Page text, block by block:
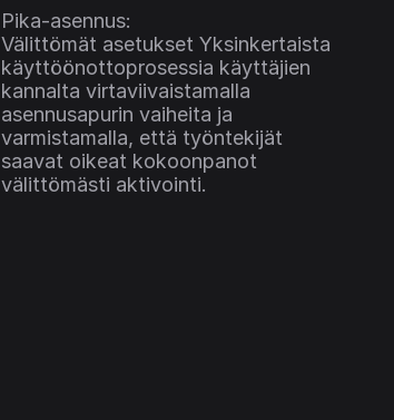
Pika-asennus:
Välittömät asetukset Yksinkertaista
käyttöönottoprosessia käyttäjien
kannalta virtaviivaistamalla
asennusapurin vaiheita ja
varmistamalla, että työntekijät
saavat oikeat kokoonpanot
välittömästi aktivointi.